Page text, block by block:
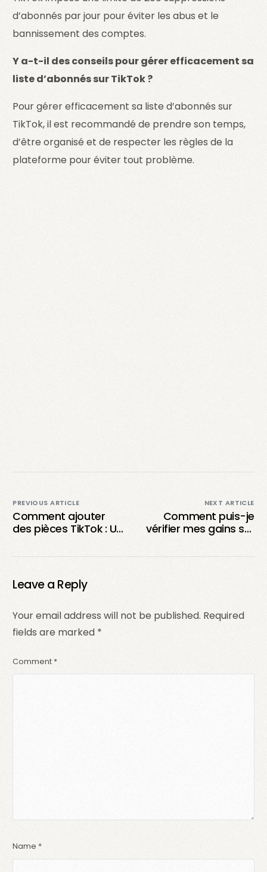
d’abonnés par jour pour éviter les abus et le
bannissement des comptes.
Y a-t-il des conseils pour gérer efficacement sa
liste d’abonnés sur TikTok ?
Pour gérer efficacement sa liste d’abonnés sur
TikTok, il est recommandé de prendre son temps,
d’être organisé et de respecter les règles de la
plateforme pour éviter tout problème.
PREVIOUS ARTICLE
Comment ajouter
des pièces TikTok : Un
NEXT ARTICLE
Comment puis-je
vérifier mes gains sur
créateur?
Leave a Reply
Your email address will not be published. Required
fields are marked *
Comment *
Name *